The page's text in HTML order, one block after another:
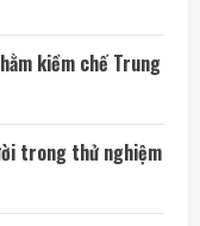
kiềm chế Trung
trong thử nghiệm